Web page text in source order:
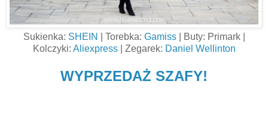
Sukienka: SHEIN Torebka: Gamiss| Buty: Primark |
Kolczyki: Aliexpress | Zegarek: Daniel Wellinton
WYPRZEDAŻ SZAFY!